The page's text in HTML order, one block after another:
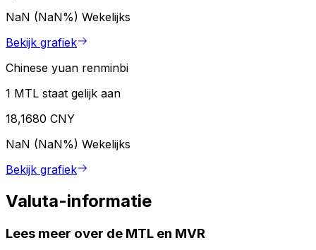
NaN (NaN%) Wekelijks
Bekijk grafiek
Chinese yuan renminbi
1 MTL staat gelijk aan
18,1680 CNY
NaN (NaN%) Wekelijks
Bekijk grafiek
Valuta-informatie
Lees meer over de MTL en MVR